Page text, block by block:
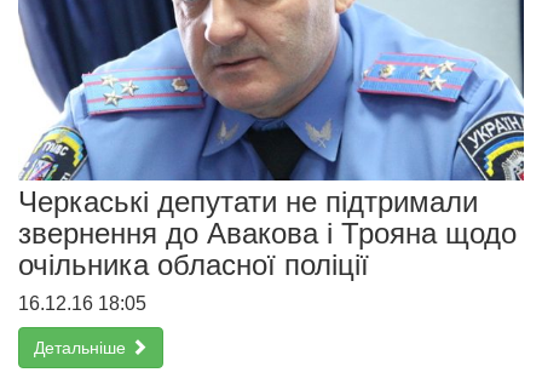
Черкаські депутати не підтримали
звернення до Авакова і Трояна щодо
очільника обласної поліції
16.12.16 18:05
Детальніше